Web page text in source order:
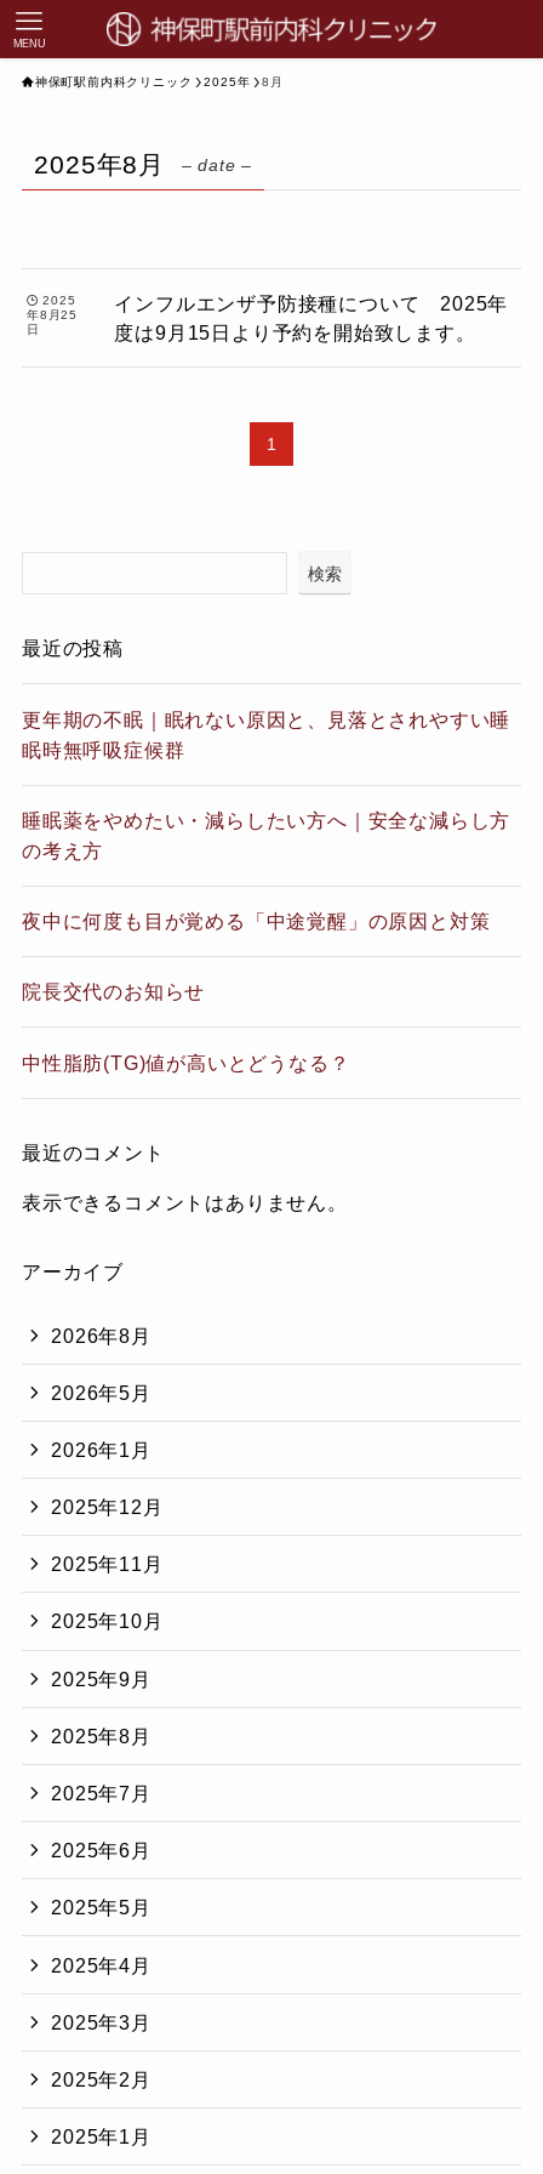
MENU
神保町駅前内科クリニック 2025年 8月
2025年8月 – date –
2025
年8月25
日
インフルエンザ予防接種について 2025年
度は9月15日より予約を開始致します。
1
検索
最近の投稿
更年期の不眠｜眠れない原因と、見落とされやすい睡
眠時無呼吸症候群
睡眠薬をやめたい・減らしたい方へ｜安全な減らし方
の考え方
夜中に何度も目が覚める「中途覚醒」の原因と対策
院長交代のお知らせ
中性脂肪(TG)値が高いとどうなる？
最近のコメント
表示できるコメントはありません。
アーカイブ
2026年8月
2026年5月
2026年1月
2025年12月
2025年11月
2025年10月
2025年9月
2025年8月
2025年7月
2025年6月
2025年5月
2025年4月
2025年3月
2025年2月
2025年1月